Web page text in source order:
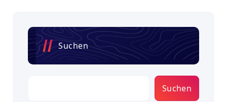
Suchen
Suchen